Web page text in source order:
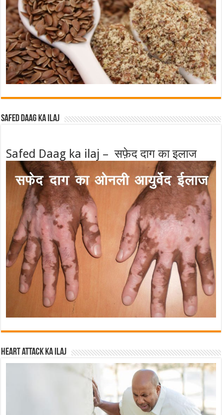
Safed Daag ka ilaj
Safed Daag ka ilaj – सफ़ेद दाग का इलाज
Heart attack ka ilaj